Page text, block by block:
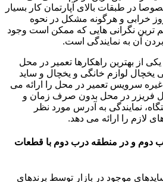
در طبقات بالای آپارتمان کار بسیار
خرابی و هرگونه مشکل در نحوه
ترین نگرانی هایی که ممکن است وجود
آن به نمایندگی است.
از بهترین راهکارها تعمیر در محل
یخچال لوازم خانگی و یخچال و ساید
سرویس تعمیر در محل را ارائه می
فریزر در محل بدون صرف زمان و
نمایندگی به آدرس مورد نظر
لازم را ارائه می دهد.
دوم و در منطقه درب دوم با قطعات
موجود در بازار توسط برندهای